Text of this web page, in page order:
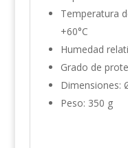
Temperatura
+60°C
Humedad
Grado de
Dimensiones:
Peso: 350 g